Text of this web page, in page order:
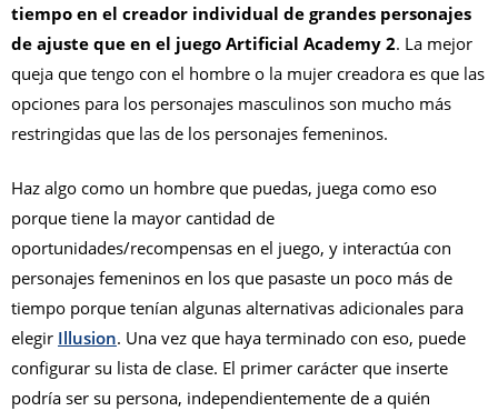
tiempo en el creador individual de grandes personajes
de ajuste que en el juego Artificial Academy 2. La mejor
queja que tengo con el hombre o la mujer creadora es que las
opciones para los personajes masculinos son mucho más
restringidas que las de los personajes femeninos.
Haz algo como un hombre que puedas, juega como eso
porque tiene la mayor cantidad de
oportunidades/recompensas en el juego, y interactúa con
personajes femeninos en los que pasaste un poco más de
tiempo porque tenían algunas alternativas adicionales para
elegir Illusion. Una vez que haya terminado con eso, puede
configurar su lista de clase. El primer carácter que inserte
podría ser su persona, independientemente de a quién